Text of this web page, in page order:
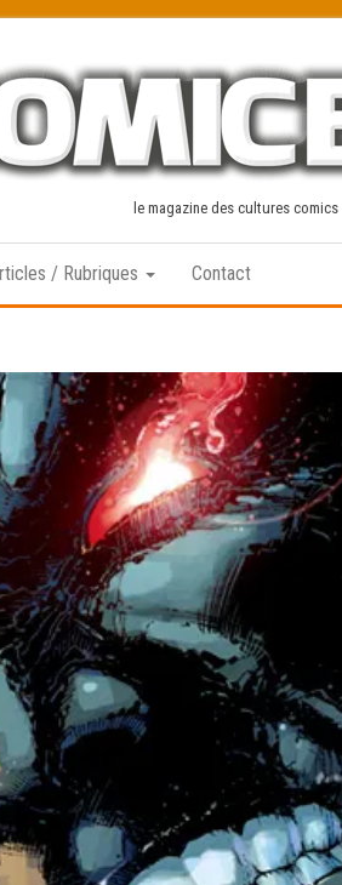
le magazine des cultures comics
/ Rubriques Contact